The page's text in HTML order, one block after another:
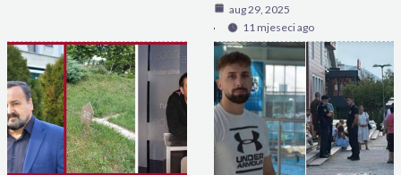
aug 29, 2025
11 mjeseci ago